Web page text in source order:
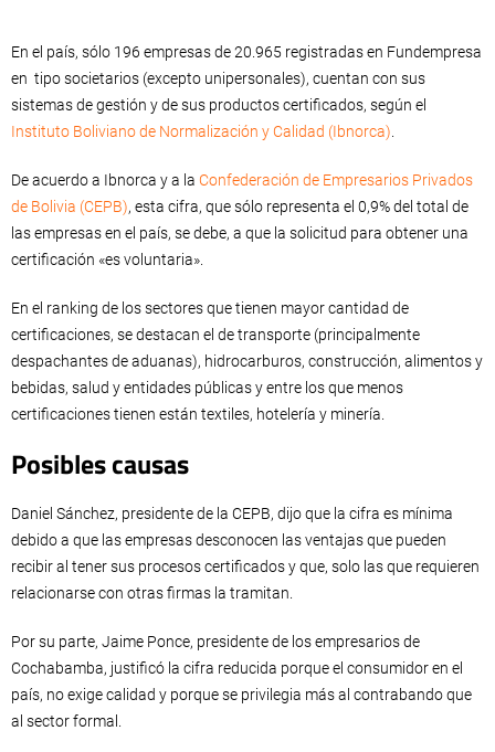
En el país, sólo 196 empresas de 20.965 registradas en Fundempresa
en tipo societarios (excepto unipersonales), cuentan con sus
sistemas de gestión y de sus productos certificados, según el
Instituto Boliviano de Normalización y Calidad (Ibnorca)
De acuerdo a Ibnorca y a la Confederación de Empresarios Privados
de Bolivia (CEPB), esta cifra, que sólo representa el 0,9% del total de
las empresas en el país, se debe, a que la solicitud para obtener una
certificación «es voluntaria».
En el ranking de los sectores que tienen mayor cantidad de
certificaciones, se destacan el de transporte (principalmente
despachantes de aduanas), hidrocarburos, construcción, alimentos y
bebidas, salud y entidades públicas y entre los que menos
certificaciones tienen están textiles, hotelería y minería.
Posibles causas
Daniel Sánchez, presidente de la CEPB, dijo que la cifra es mínima
debido a que las empresas desconocen las ventajas que pueden
recibir al tener sus procesos certificados y que, solo las que requieren
relacionarse con otras firmas la tramitan.
Por su parte, Jaime Ponce, presidente de los empresarios de
Cochabamba, justificó la cifra reducida porque el consumidor en el
país, no exige calidad y porque se privilegia más al contrabando que
al sector formal.